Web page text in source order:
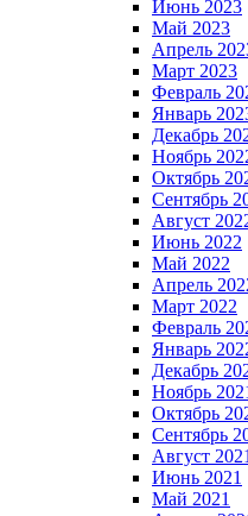
Июнь 2023
Май 2023
Апрель
Март 2023
Февраль
Январь
Декабрь
Ноябрь
Октябрь
Сентябрь
Август
Июнь 2022
Май 2022
Апрель
Март 2022
Февраль
Январь
Декабрь
Ноябрь
Октябрь
Сентябрь
Август 2021
Июнь 2021
Май 2021